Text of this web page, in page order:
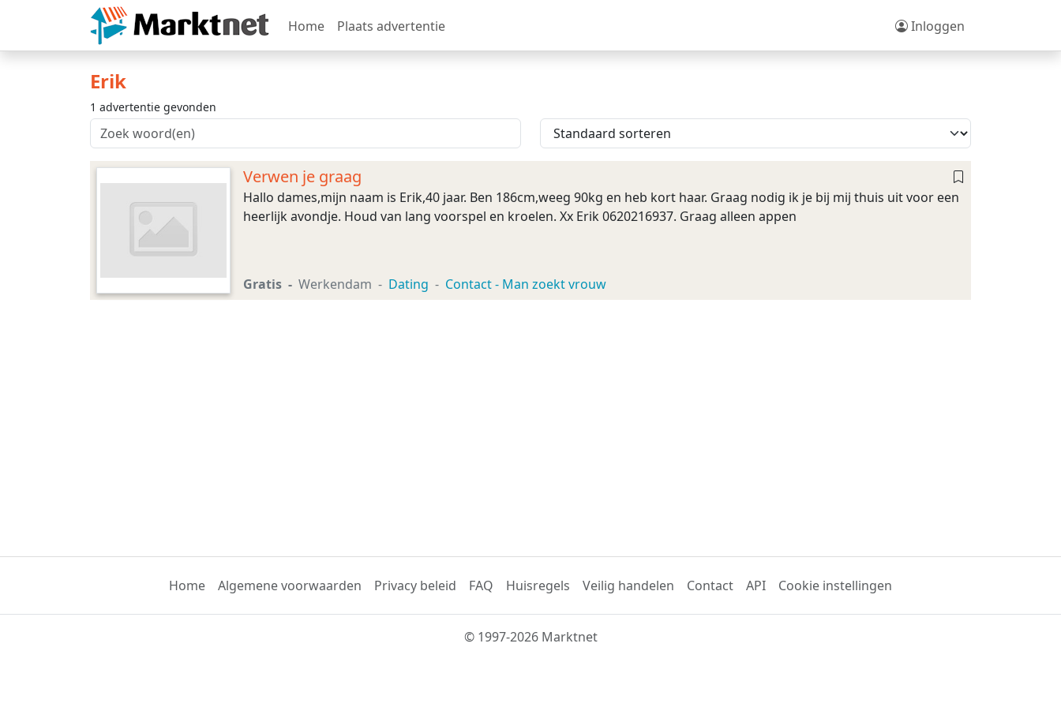
Home Plaats advertentie Inloggen
Erik
1 advertentie gevonden
Verwen je graag
Hallo dames,mijn naam is Erik,40 jaar. Ben 186cm,weeg 90kg en heb kort haar. Graag nodig ik je bij mij thuis uit voor een
heerlijk avondje. Houd van lang voorspel en kroelen. Xx Erik 0620216937. Graag alleen appen
Gratis Werkendam Dating Contact - Man zoekt vrouw
Home Algemene voorwaarden Privacy beleid FAQ Huisregels Veilig handelen Contact API Cookie instellingen
© 1997-2026 Marktnet